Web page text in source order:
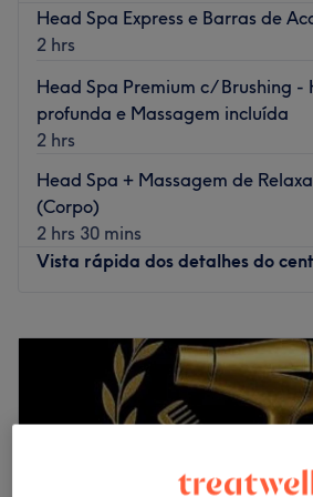
Head Spa Express e Barras de
2 hrs
Head Spa Premium c/ Brushing
profunda e Massagem incluída
2 hrs
Head Spa + Massagem de
(Corpo)
2 hrs 30 mins
Vista rápida dos detalhes do
Terça-feira
Quarta-feira
Quinta-feira
Sexta-feira